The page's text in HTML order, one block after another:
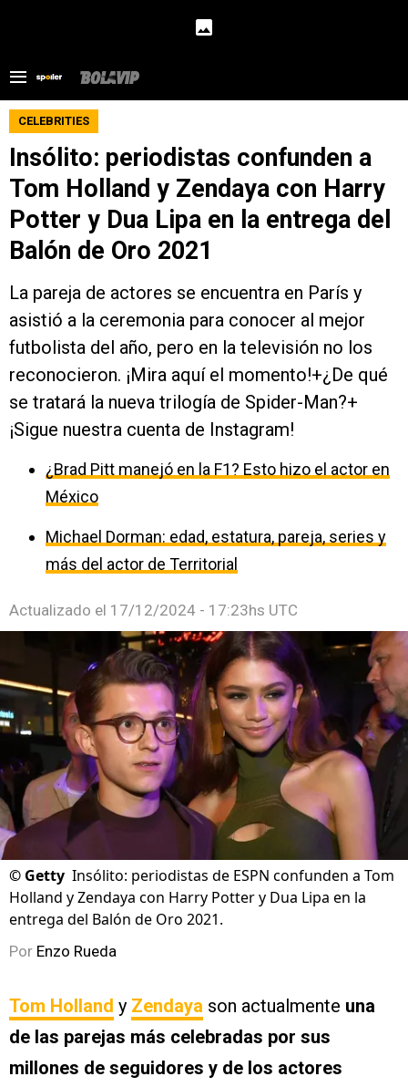
CELEBRITIES
Insólito: periodistas confunden a
Tom Holland y Zendaya con Harry
Potter y Dua Lipa en la entrega del
Balón de Oro 2021
La pareja de actores se encuentra en París y
asistió a la ceremonia para conocer al mejor
futbolista del año, pero en la televisión no los
reconocieron. ¡Mira aquí el momento!+¿De qué
se tratará la nueva trilogía de Spider-Man?+
¡Sigue nuestra cuenta de Instagram!
¿Brad Pitt manejó en la F1? Esto hizo el actor en
México
Michael Dorman: edad, estatura, pareja, series y
más del actor de Territorial
Actualizado el 17/12/2024 - 17:23hs UTC
© Getty Insólito: periodistas de ESPN confunden a Tom
Holland y Zendaya con Harry Potter y Dua Lipa en la
entrega del Balón de Oro 2021.
Por Enzo Rueda
Tom Holland y Zendaya son actualmente una
de las parejas más celebradas por sus
millones de seguidores y de los actores